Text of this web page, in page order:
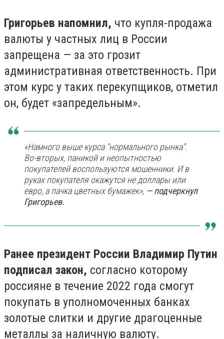
Григорьев напомнил, что купля-продажа
валюты у частных лиц в России
запрещена — за это грозит
административная ответственность. При
этом курс у таких перекупщиков, отметил
он, будет «запредельным».
«Намного выше курса “нормального рынка”.
Во-вторых, паникой и неопытностью
покупателей воспользуются мошенники. И в
руках покупателя окажутся не доллары или
евро, а пачка цветных бумажек», — подчеркнул
Григорьев.
Ранее президент России Владимир Путин
подписал закон, согласно которому
россияне в течение 2022 года смогут
покупать в уполномоченных банках
золотые слитки и другие драгоценные
металлы за наличную валюту.